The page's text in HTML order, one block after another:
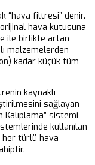
“hava filtresi” denir.
hava kutusuna
ile birlikte artan
malzemelerden
kadar küçük tüm
kaynaklı
sağlayan
Kalıplama” sistemi
kullanılan
her türlü hava